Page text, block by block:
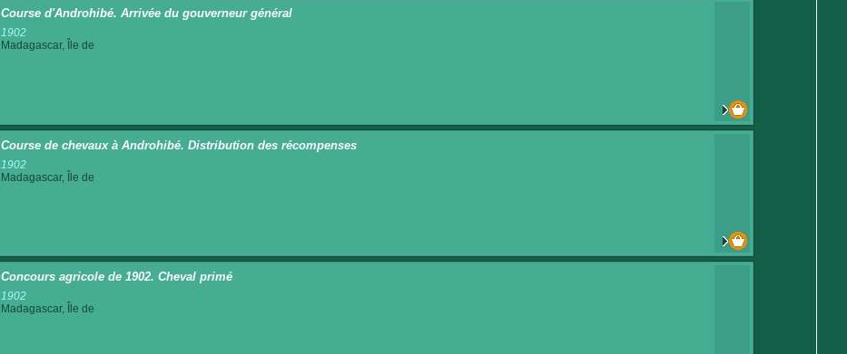
Course d'Androhibé. Arrivée du gouverneur général
1902
Madagascar, Île de
Course de chevaux à Androhibé. Distribution des récompenses
1902
Madagascar, Île de
Concours agricole de 1902. Cheval primé
1902
Madagascar, Île de